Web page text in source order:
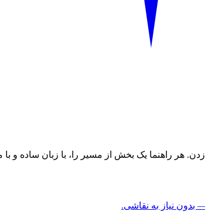
هر راهنما یک بخش از مسیر را، با زبان
بدون نیاز به نقاشی.